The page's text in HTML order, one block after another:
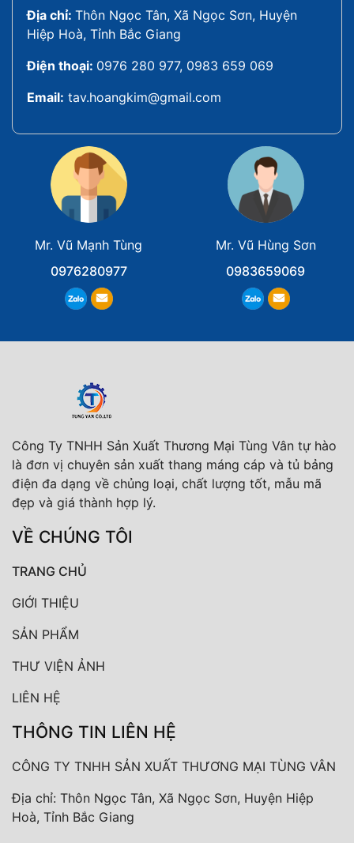
Địa chỉ: Thôn Ngọc Tân, Xã Ngọc Sơn, Huyện
Hiệp Hoà, Tỉnh Bắc Giang
Điện thoại: 0976 280 977, 0983 659 069
Email: tav.hoangkim@gmail.com
Mr. Vũ Mạnh Tùng
0976280977
Mr. Vũ Hùng Sơn
0983659069
Công Ty TNHH Sản Xuất Thương Mại Tùng Vân tự hào
là đơn vị chuyên sản xuất thang máng cáp và tủ bảng
điện đa dạng về chủng loại, chất lượng tốt, mẫu mã
đẹp và giá thành hợp lý.
VỀ CHÚNG TÔI
TRANG CHỦ
GIỚI THIỆU
SẢN PHẨM
THƯ VIỆN ẢNH
LIÊN HỆ
THÔNG TIN LIÊN HỆ
CÔNG TY TNHH SẢN XUẤT THƯƠNG MẠI TÙNG VÂN
Địa chỉ: Thôn Ngọc Tân, Xã Ngọc Sơn, Huyện Hiệp
Hoà, Tỉnh Bắc Giang